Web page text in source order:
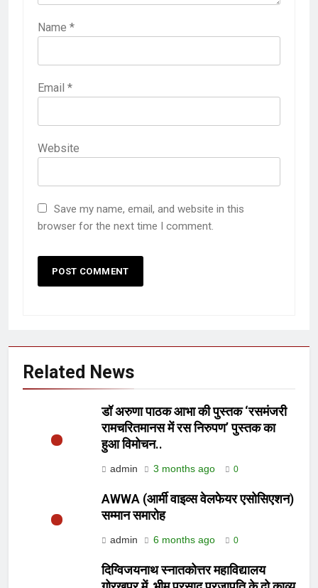
Name *
Email *
Website
Save my name, email, and website in this
browser for the next time I comment.
Related News
डॉ अरुणा पाठक आभा की पुस्तक ‘रसमंजरी
रामचरितमानस में रस निरुपण’ पुस्तक का
हुआ विमोचन..
admin 3 months ago 0
AWWA (आर्मी वाइव्स वेलफेयर एसोसिएशन)
सम्मान समारोह
admin 6 months ago 0
दिग्विजयनाथ स्नातकोत्तर महाविद्यालय